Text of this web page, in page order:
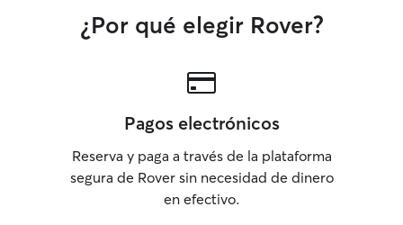
¿Por qué elegir Rover?
Pagos electrónicos
Reserva y paga a través de la plataforma
segura de Rover sin necesidad de dinero
en efectivo.